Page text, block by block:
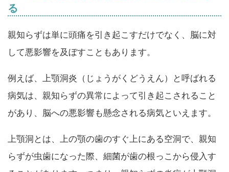
る
親知らずは単に頭痛を引き起こすだけでなく、脳に対
して悪影響を及ぼすこともあります。
例えば、上顎洞炎（じょうがくどうえん）と呼ばれる
病気は、親知らずの異常によって引き起こされること
があり、脳への悪影響も懸念される病気といえます。
上顎洞とは、上の顎の歯のすぐ上にある空洞で、親知
らずが虫歯になった際、細菌が歯の根っこから侵入す